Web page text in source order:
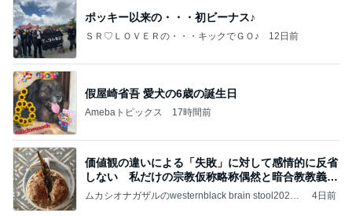
ポッキー以来の・・・初ビーナス♪
ＳＲ♡ＬＯＶＥＲの・・・キックでＧＯ♪ 12日前
假屋崎省吾 愛犬の6歳の誕生日
Amebaトピックス 17時間前
価値観の違いによる「失敗」に対して感情的に反省
しない 私だけの宗教仮称略称偶然と暗合教教義候
補
ムカシオナガザルのwesternblack brain stool2024
4日前